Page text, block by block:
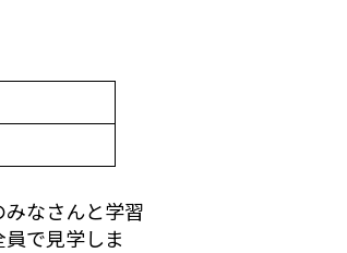
なさんと学習
で見学しま